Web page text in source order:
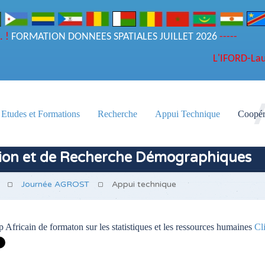
!FORMATION DONNEES SPATIALES JUILLET 2026-----
- LES RESULTATS DU CONCOURS D'ENTREE A
L'IFORD-
Etudes et Formations Recherche Appui Technique
et de Recherche Démographiques
Journée AGROST Appui technique
Africain de formaton sur les statistiques et les ressources humaines